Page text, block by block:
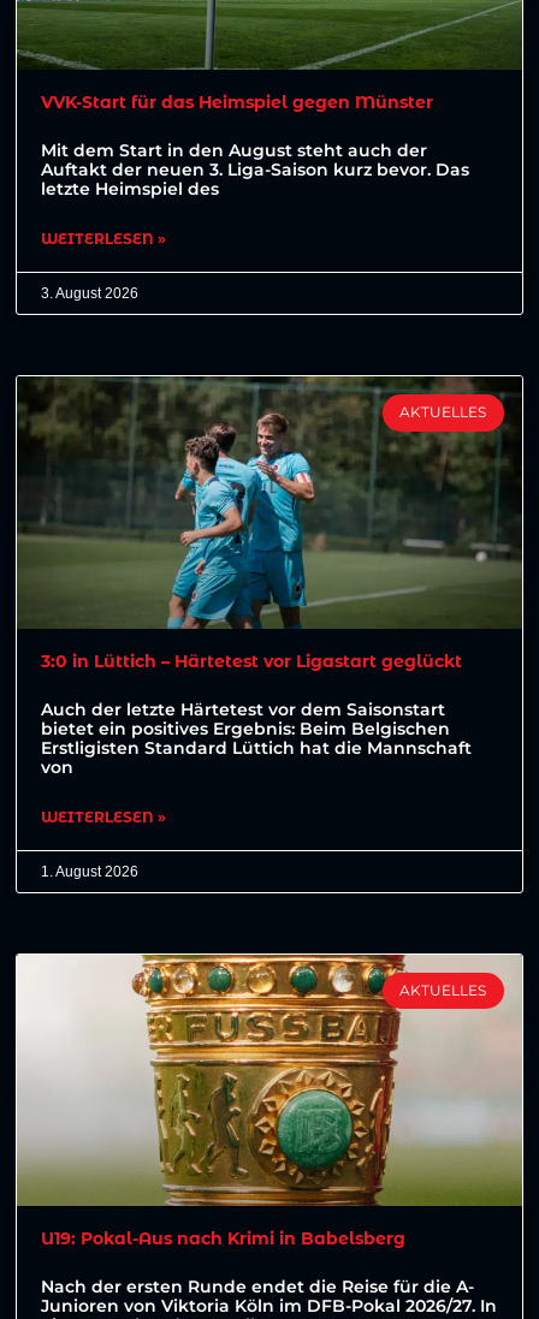
VVK-Start für das Heimspiel gegen Münster
Mit dem Start in den August steht auch der
Auftakt der neuen 3. Liga-Saison kurz bevor. Das
letzte Heimspiel des
WEITERLESEN »
3. August 2026
AKTUELLES
3:0 in Lüttich – Härtetest vor Ligastart geglückt
Auch der letzte Härtetest vor dem Saisonstart
bietet ein positives Ergebnis: Beim Belgischen
Erstligisten Standard Lüttich hat die Mannschaft
von
WEITERLESEN »
1. August 2026
AKTUELLES
U19: Pokal-Aus nach Krimi in Babelsberg
Nach der ersten Runde endet die Reise für die A-
Junioren von Viktoria Köln im DFB-Pokal 2026/27. In